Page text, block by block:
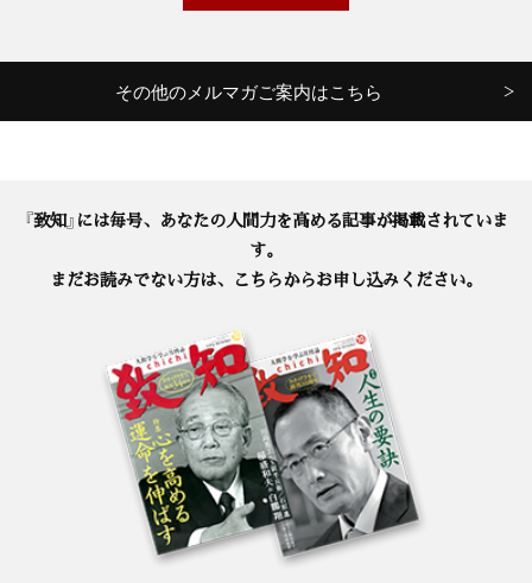
その他のメルマガご案内はこちら
『致知』には毎号、あなたの人間力を高める記事が掲載されていま
す。
まだお読みでない方は、こちらからお申し込みください。